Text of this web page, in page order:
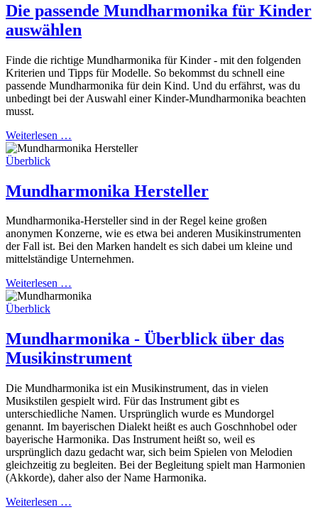
Die passende Mundharmonika für Kinder
auswählen
Finde die richtige Mundharmonika für Kinder - mit den folgenden
Kriterien und Tipps für Modelle. So bekommst du schnell eine
passende Mundharmonika für dein Kind. Und du erfährst, was du
unbedingt bei der Auswahl einer Kinder-Mundharmonika beachten
musst.
Weiterlesen …
Überblick
Mundharmonika Hersteller
Mundharmonika-Hersteller sind in der Regel keine großen
anonymen Konzerne, wie es etwa bei anderen Musikinstrumenten
der Fall ist. Bei den Marken handelt es sich dabei um kleine und
mittelständige Unternehmen.
Weiterlesen …
Überblick
Mundharmonika - Überblick über das
Musikinstrument
Die Mundharmonika ist ein Musikinstrument, das in vielen
Musikstilen gespielt wird. Für das Instrument gibt es
unterschiedliche Namen. Ursprünglich wurde es Mundorgel
genannt. Im bayerischen Dialekt heißt es auch Goschnhobel oder
bayerische Harmonika. Das Instrument heißt so, weil es
ursprünglich dazu gedacht war, sich beim Spielen von Melodien
gleichzeitig zu begleiten. Bei der Begleitung spielt man Harmonien
(Akkorde), daher also der Name Harmonika.
Weiterlesen …